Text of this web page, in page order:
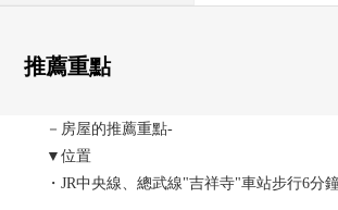
推薦重點
－房屋的推薦重點-
▼位置
・JR中央線、總武線"吉祥寺"車站步行6分